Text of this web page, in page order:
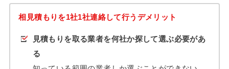
相見積もりを1社1社連絡して行うデメリット
見積もりを取る業者を何社か探して選ぶ必要があ
る